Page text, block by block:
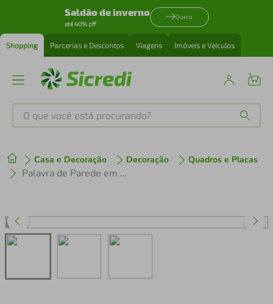
Saldão de inverno
até 40% off
Quero
Shopping Parcerias e Descontos Viagens Imóveis e Veículos
O que você está procurando?
Casa e Decoração Decoração Quadros e Placas
Palavra de Parede em Relevo Amor 30x7 Marrom
1º tenis
perfume